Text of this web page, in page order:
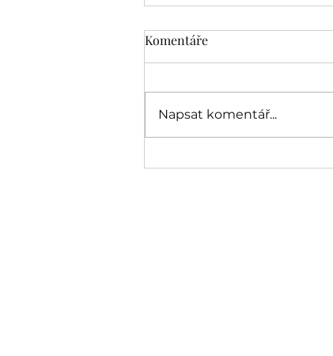
Video shrnutí roku 2021 na
Komentáře
Napsat komentář...